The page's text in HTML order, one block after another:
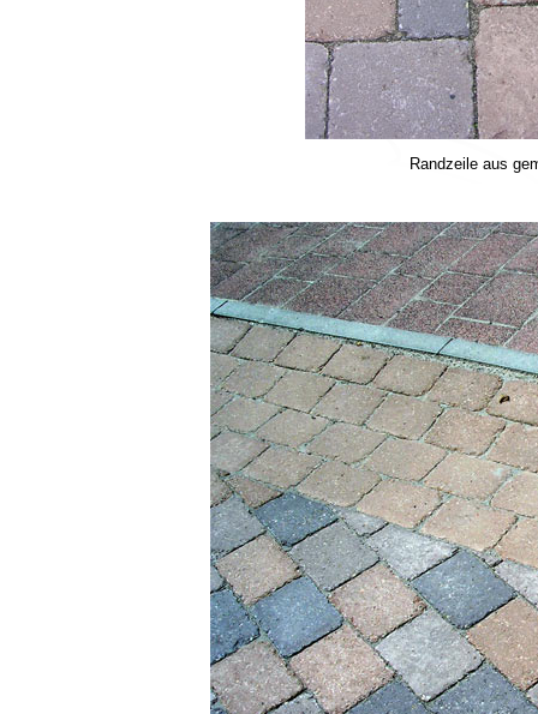
Randzeile aus